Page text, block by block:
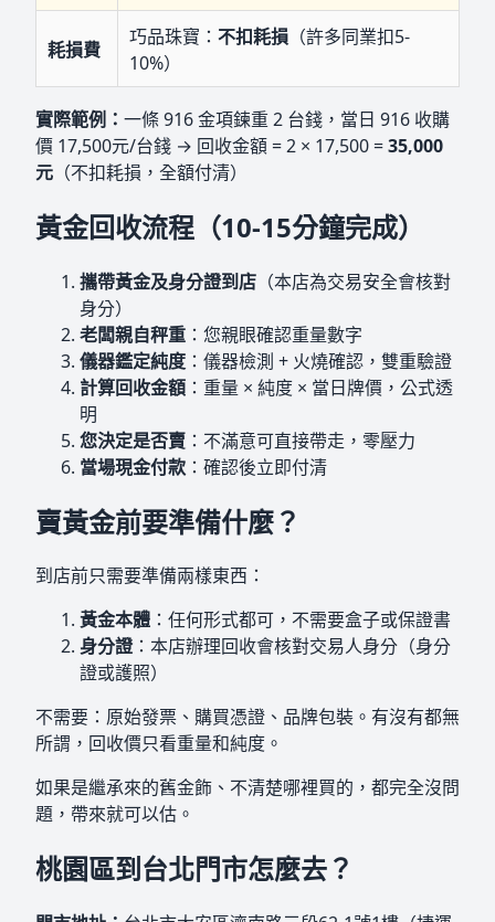
耗損費
巧品珠寶： 不扣耗損 （許多同業扣5-
10%）
實際範例： 一條 916 金項鍊重 2 台錢，當日 916 收購
價 17,500元/台錢 → 回收金額 = 2 × 17,500 =35,000
元 （不扣耗損，全額付清）
黃金回收流程（10-15分鐘完成）
攜帶黃金及身分證到店 （本店為交易安全會核對
身分）
老闆親自秤重 ：您親眼確認重量數字
儀器鑑定純度 ：儀器檢測 + 火燒確認，雙重驗證
計算回收金額 ：重量 × 純度 × 當日牌價，公式透
明
您決定是否賣 ：不滿意可直接帶走，零壓力
當場現金付款 ：確認後立即付清
賣黃金前要準備什麼？
到店前只需要準備兩樣東西：
黃金本體 ：任何形式都可，不需要盒子或保證書
身分證 ：本店辦理回收會核對交易人身分（身分
證或護照）
不需要：原始發票、購買憑證、品牌包裝。有沒有都無
所謂，回收價只看重量和純度。
如果是繼承來的舊金飾、不清楚哪裡買的，都完全沒問
題，帶來就可以估。
桃園區到台北門市怎麼去？